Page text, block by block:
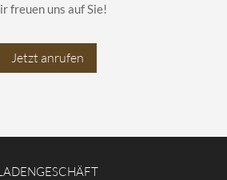
freuen uns auf Sie!
Jetzt anrufen